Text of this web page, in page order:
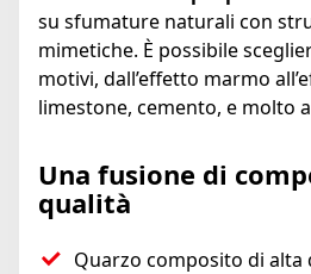
su sfumature naturali con
mimetiche. È possibile
motivi, dall’effetto marmo
limestone, cemento, e molto
Una fusione di
qualità
Quarzo composito di alta